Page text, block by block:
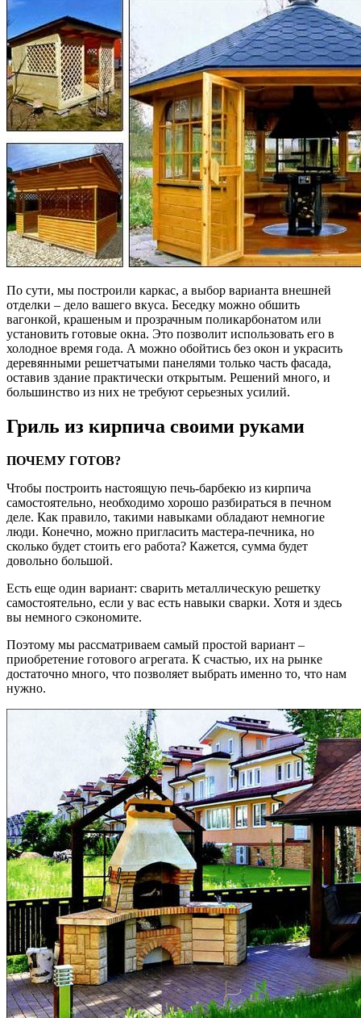
По сути, мы построили каркас, а выбор варианта внешней
отделки – дело вашего вкуса. Беседку можно обшить
вагонкой, крашеным и прозрачным поликарбонатом или
установить готовые окна. Это позволит использовать его в
холодное время года. А можно обойтись без окон и украсить
деревянными решетчатыми панелями только часть фасада,
оставив здание практически открытым. Решений много, и
большинство из них не требуют серьезных усилий.
Гриль из кирпича своими руками
ПОЧЕМУ ГОТОВ?
Чтобы построить настоящую печь-барбекю из кирпича
самостоятельно, необходимо хорошо разбираться в печном
деле. Как правило, такими навыками обладают немногие
люди. Конечно, можно пригласить мастера-печника, но
сколько будет стоить его работа? Кажется, сумма будет
довольно большой.
Есть еще один вариант: сварить металлическую решетку
самостоятельно, если у вас есть навыки сварки. Хотя и здесь
вы немного сэкономите.
Поэтому мы рассматриваем самый простой вариант –
приобретение готового агрегата. К счастью, их на рынке
достаточно много, что позволяет выбрать именно то, что нам
нужно.